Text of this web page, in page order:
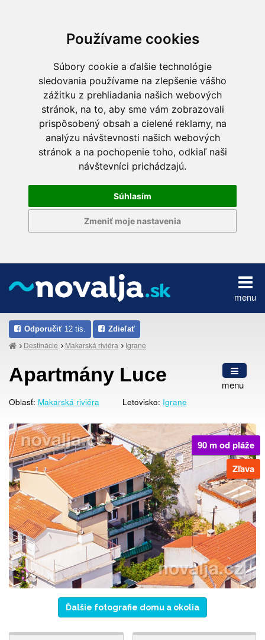
Používame cookies
Súbory cookie a ďalšie technológie
sledovania používame na zlepšenie vášho
zážitku z prehliadania našich webových
stránok, na to, aby sme vám zobrazovali
prispôsobený obsah a cielené reklamy, na
analýzu návštevnosti našich webových
stránok a na pochopenie toho, odkiaľ naši
návštevníci prichádzajú.
Súhlasím
Zmeniť moje nastavenia
menu
Odporučiť12 tis. Zdieľať
Destinácie Makarská riviéra Igrane
menu
Apartmány Luce
Oblasť: Makarská riviéra Letovisko: Igrane
90 m od pláže
Zľava
Ďalšie fotografie domu a okolia